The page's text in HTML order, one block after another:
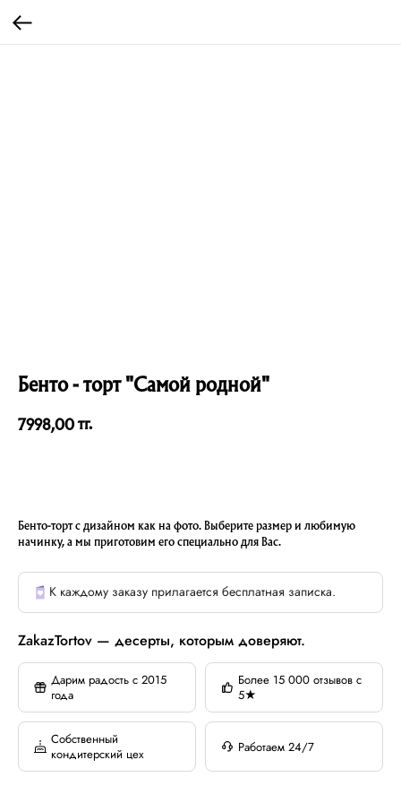
Бенто - торт "Самой родной"
7998,00тг.
Бенто-торт с дизайном как на фото. Выберите размер и любимую
начинку, а мы приготовим его специально для Вас.
К каждому заказу прилагается бесплатная записка.
ZakazTortov — десерты, которым доверяют.
Дарим радость с 2015
года
Более 15 000 отзывов с
5★
Собственный
кондитерский цех
Работаем 24/7